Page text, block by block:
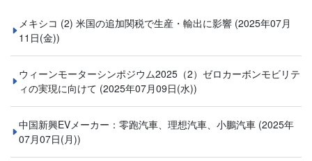
メキシコ (2) 米国の追加関税で生産・輸出に影響 (2025年07月
11日(金))
ウィーンモーターシンポジウム2025（2）ゼロカーボンモビリテ
ィの実現に向けて (2025年07月09日(水))
中国新興EVメーカー：零跑汽車、理想汽車、小鵬汽車 (2025年
07月07日(月))